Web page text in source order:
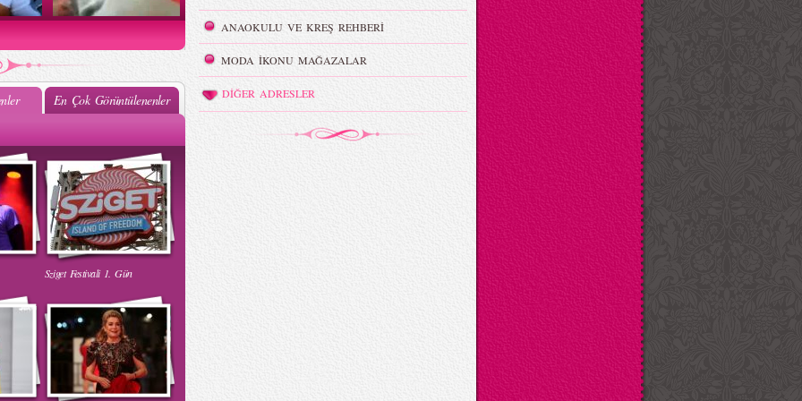
Taylor Swift Konserde Eteği
En Çok Görüntülenenler
Sziget Festivali 1. Gün
ANAOKULU VE KREŞ REHBERİ
MODA İKONU MAĞAZALAR
DİĞER ADRESLER